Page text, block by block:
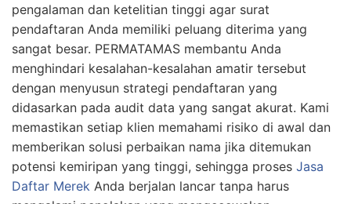
pengalaman dan ketelitian tinggi agar surat
pendaftaran Anda memiliki peluang diterima yang
sangat besar. PERMATAMAS membantu Anda
menghindari kesalahan-kesalahan amatir tersebut
dengan menyusun strategi pendaftaran yang
didasarkan pada audit data yang sangat akurat. Kami
memastikan setiap klien memahami risiko di awal dan
memberikan solusi perbaikan nama jika ditemukan
potensi kemiripan yang tinggi, sehingga proses Jasa
Daftar Merek Anda berjalan lancar tanpa harus